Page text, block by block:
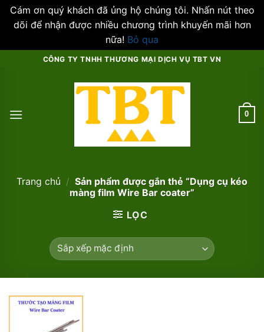
Cám ơn quý khách đã ủng hộ chúng tôi. Nhấn nút theo
dõi để nhận được nhiều chương trình khuyến mãi hơn
nữa! Bỏ qua
CÔNG TY TNHH THƯƠNG MẠI DỊCH VỤ TBT VN
0
Trang chủ / Sản phẩm được gắn thẻ “Dụng cụ kéo
màng film Wire Bar coater”
LỌC